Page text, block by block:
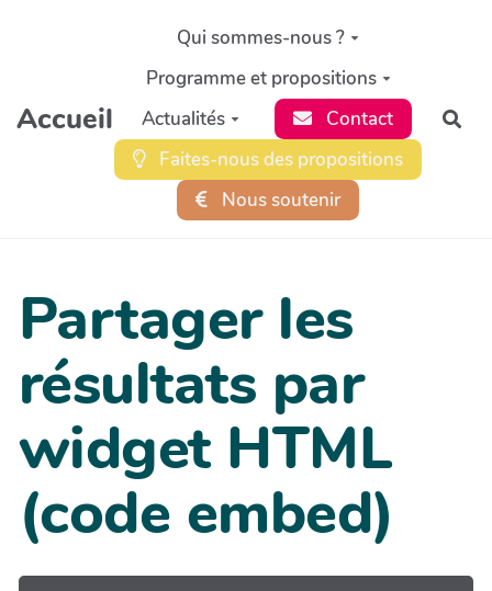
Aller au contenu principal
Accueil
Qui sommes-nous ?
Programme et propositions
Actualités
Contact
Faites-nous des propositions
Nous soutenir
Partager les
résultats par
widget HTML
(code embed)